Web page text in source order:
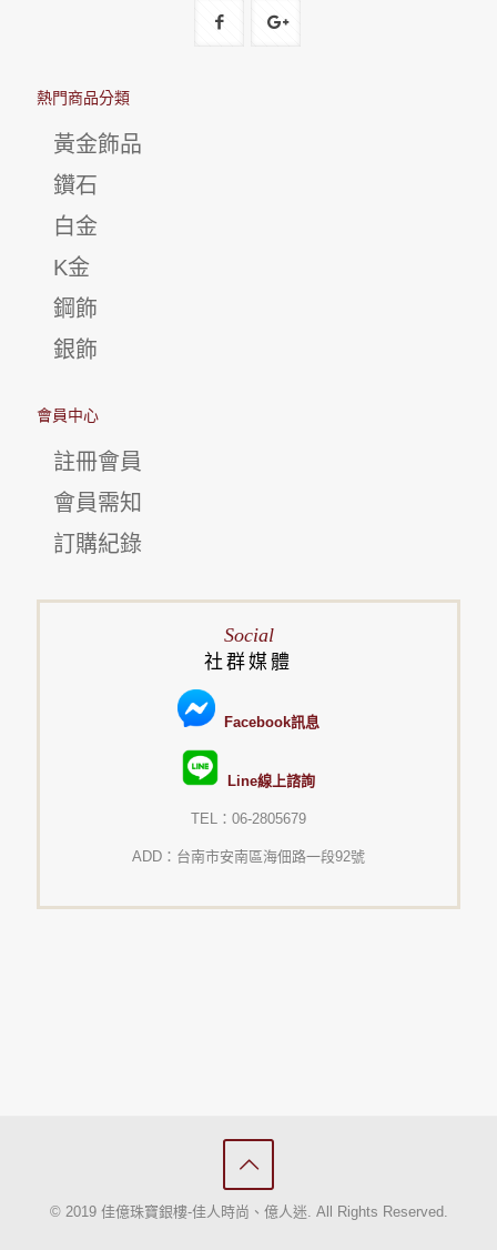
熱門商品分類
黃金飾品
鑽石
白金
K金
鋼飾
銀飾
會員中心
註冊會員
會員需知
訂購紀錄
Social
社群媒體
Facebook訊息
Line線上諮詢
TEL：06-2805679
ADD：台南市安南區海佃路一段92號
© 2019 佳億珠寶銀樓-佳人時尚、億人迷. All Rights Reserved.